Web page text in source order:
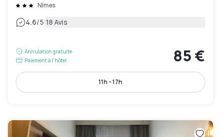
Nîmes
4.6/5|18 Avis
Annulation gratuite
Paiement à l'hôtel
85 €
11h - 17h